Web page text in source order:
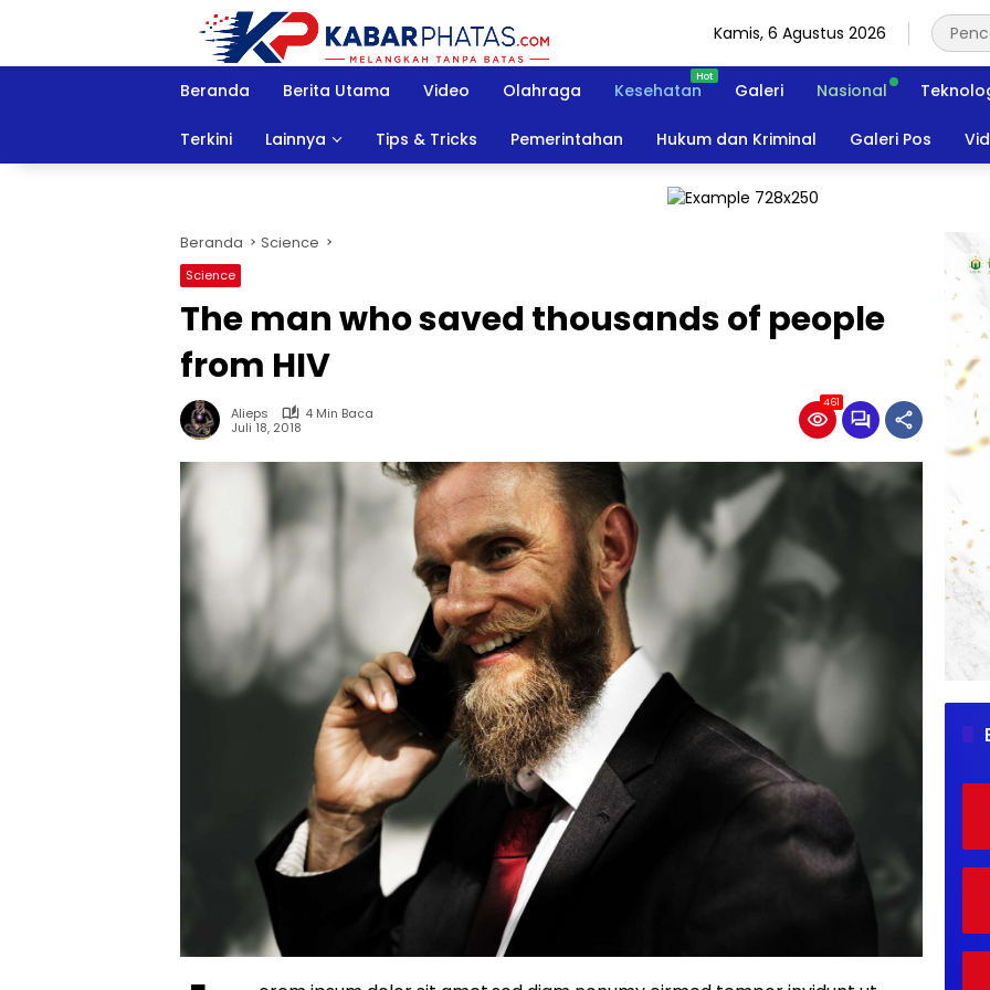
Kamis, 6 Agustus 2026
Beranda Berita Utama Video Olahraga Kesehatan Galeri Nasional
Terkini Lainnya Tips & Tricks Pemerintahan Hukum dan Kriminal Galeri Pos
Beranda Science
Science
The man who saved thousands of people
from HIV
Alieps
4 Min Baca
Juli 18, 2018
461